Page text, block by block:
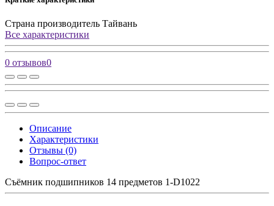
Страна производитель Тайвань
Все характеристики
0 отзывов0
Описание
Характеристики
Отзывы (0)
Вопрос-ответ
Съёмник подшипников 14 предметов 1-D1022